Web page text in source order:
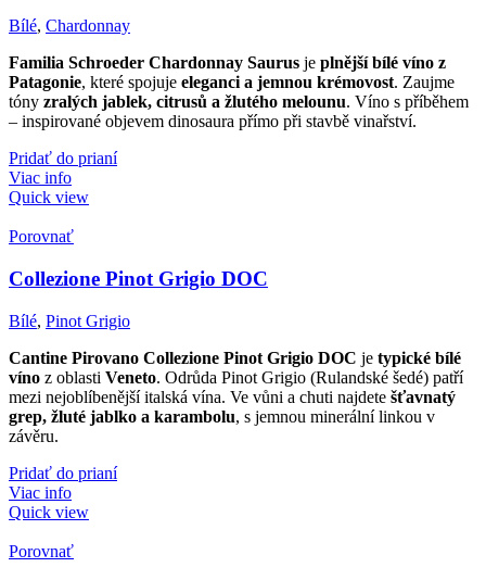
Bílé, Chardonnay
Familia Schroeder Chardonnay Saurus je plnější bílé víno z
Patagonie, které spojuje eleganci a jemnou krémovost. Zaujme
tóny zralých jablek, citrusů a žlutého melounu. Víno s příběhem
– inspirované objevem dinosaura přímo při stavbě vinařství.
Pridať do prianí
Viac info
Quick view
Porovnať
Collezione Pinot Grigio DOC
Bílé, Pinot Grigio
Cantine Pirovano Collezione Pinot Grigio DOC je typické bílé
víno z oblasti Veneto. Odrůda Pinot Grigio (Rulandské šedé) patří
mezi nejoblíbenější italská vína. Ve vůni a chuti najdete šťavnatý
grep, žluté jablko a karambolu, s jemnou minerální linkou v
závěru.
Pridať do prianí
Viac info
Quick view
Porovnať